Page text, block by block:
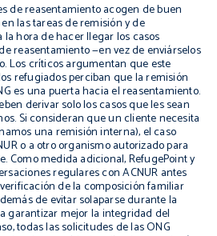
de reasentamiento acogen de buen
las tareas de remisión y de
hora de hacer llegar los casos
reasentamiento —en vez de enviárselos
Los críticos argumentan que este
refugiados perciban que la remisión
es una puerta hacia el reasentamiento.
derivar solo los casos que les sean
Si consideran que un cliente necesita
una remisión interna), el caso
o a otro organismo autorizado para
Como medida adicional, RefugePoint y
regulares con ACNUR antes
de la composición familiar
de evitar solaparse durante la
garantizar mejor la integridad del
todas las solicitudes de las ONG